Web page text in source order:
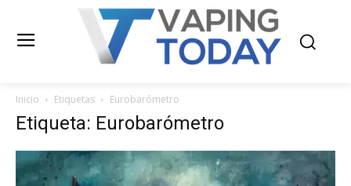
Inicio Etiquetas Eurobarómetro
Etiqueta: Eurobarómetro